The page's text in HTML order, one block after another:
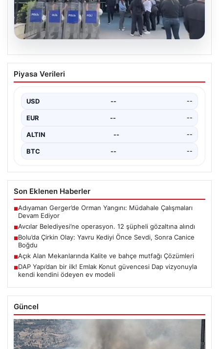
Avcılar Belediyesi’ne operasyon. 12
şüpheli gözaltına alındı
Piyasa Verileri
USD -- --
EUR -- --
ALTIN -- --
BTC -- --
Son Eklenen Haberler
■Adıyaman Gerger’de Orman Yangını: Müdahale Çalışmaları
Devam Ediyor
■Avcılar Belediyesi’ne operasyon. 12 şüpheli gözaltına alındı
■Bolu’da Çirkin Olay: Yavru Kediyi Önce Sevdi, Sonra Canice
Boğdu
■Açık Alan Mekanlarında Kalite ve bahçe mutfağı Çözümleri
■DAP Yapı’dan bir ilk! Emlak Konut güvencesi Dap vizyonuyla
kendi kendini ödeyen ev modeli
Güncel